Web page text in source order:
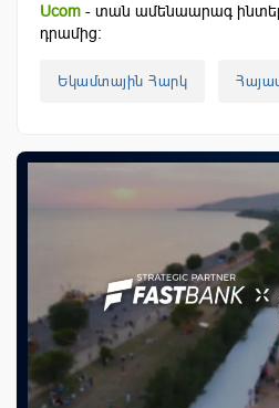
Ucom - տան ամենաարագ
դրամից:
Եկամտային Հարկ